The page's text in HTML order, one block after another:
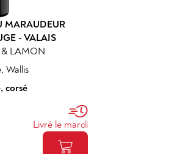
MARAUDEUR
- VALAIS
LAMON
,Wallis
corsé
Livré le mardi